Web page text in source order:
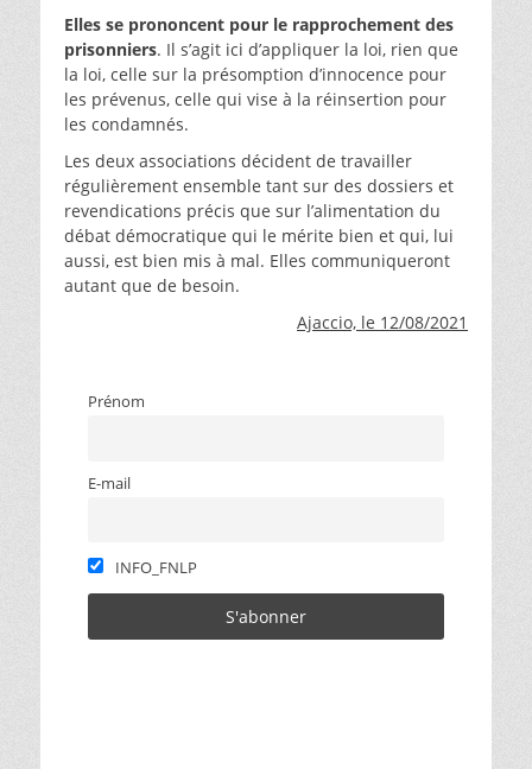
Elles se prononcent pour le rapprochement des
prisonniers. Il s’agit ici d’appliquer la loi, rien que
la loi, celle sur la présomption d’innocence pour
les prévenus, celle qui vise à la réinsertion pour
les condamnés.
Les deux associations décident de travailler
régulièrement ensemble tant sur des dossiers et
revendications précis que sur l’alimentation du
débat démocratique qui le mérite bien et qui, lui
aussi, est bien mis à mal. Elles communiqueront
autant que de besoin.
Ajaccio, le 12/08/2021
Prénom
E-mail
INFO_FNLP